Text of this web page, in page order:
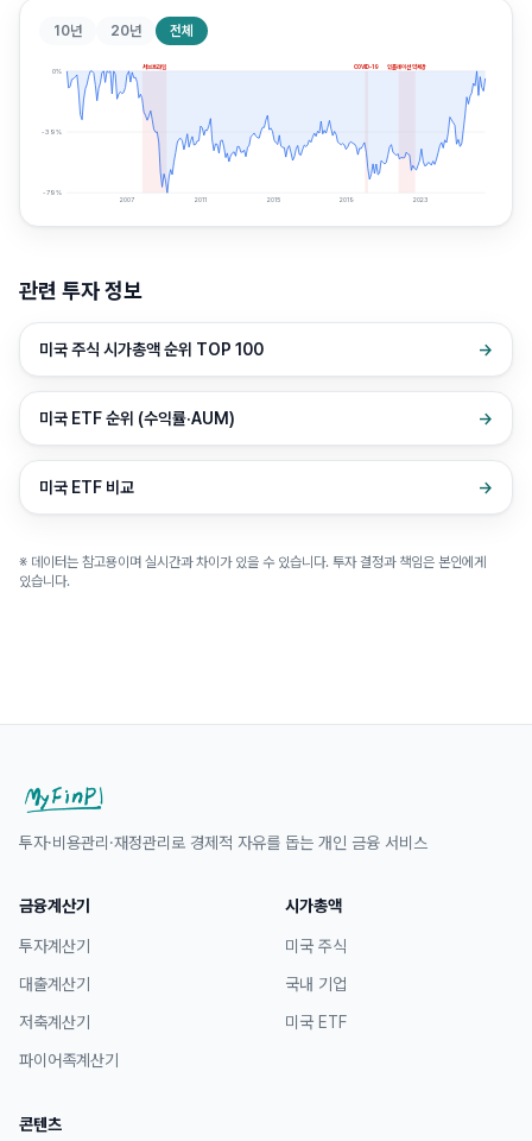
10년 20년 전체
서브프라임 COVID-19 인플레이션 약세장
0%
-39%
-79%
2007 2011 2015 2019 2023
관련 투자 정보
미국 주식 시가총액 순위 TOP 100 →
미국 ETF 순위 (수익률·AUM) →
미국 ETF 비교 →
※ 데이터는 참고용이며 실시간과 차이가 있을 수 있습니다. 투자 결정과 책임은 본인에게
있습니다.
투자·비용관리·재정관리로 경제적 자유를 돕는 개인 금융 서비스
금융계산기
투자계산기
대출계산기
저축계산기
파이어족계산기
시가총액
미국 주식
국내 기업
미국 ETF
콘텐츠